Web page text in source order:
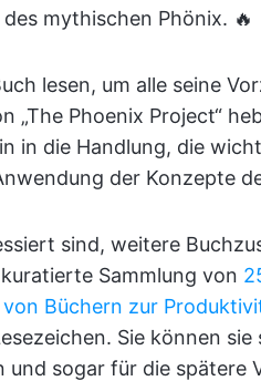
mythischen Phönix. 🔥
lesen, um alle seine
„The Phoenix Project“
in die Handlung, die
der Konzepte
sind, weitere
Sammlung von
Büchern zur
Sie können
und sogar für die spätere